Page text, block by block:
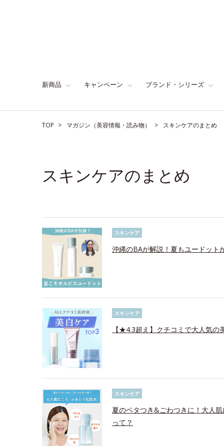
新商品 キャンペーン ブランド・シリーズ
TOP マガジン（美容情報・読み物） スキンケアのまとめ
スキンケアのまとめ
スキンケア
沖縄のBAが解説！夏もユードット
スキンケア
【★4.3超え】クチコミで大人気の
スキンケア
夏のベタつき&ごわつきに！大人
って？